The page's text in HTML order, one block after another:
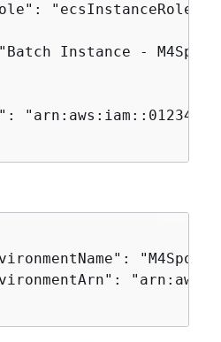
"ecsInstanceRole",
Instance - M4Spot"
"M4Spot",